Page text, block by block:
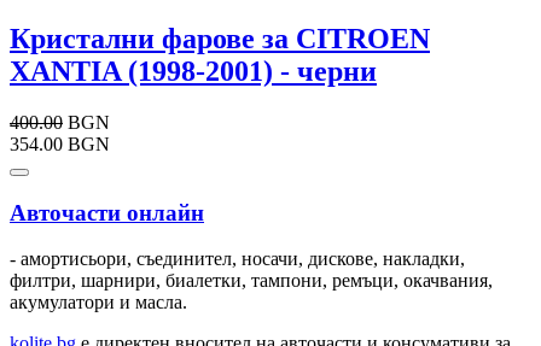
Кристални фарове за CITROEN
XANTIA (1998-2001) - черни
400.00 BGN
354.00 BGN
Авточасти онлайн
- амортисьори, съединител, носачи, дискове, накладки,
филтри, шарнири, биалетки, тампони, ремъци, окачвания,
акумулатори и масла.